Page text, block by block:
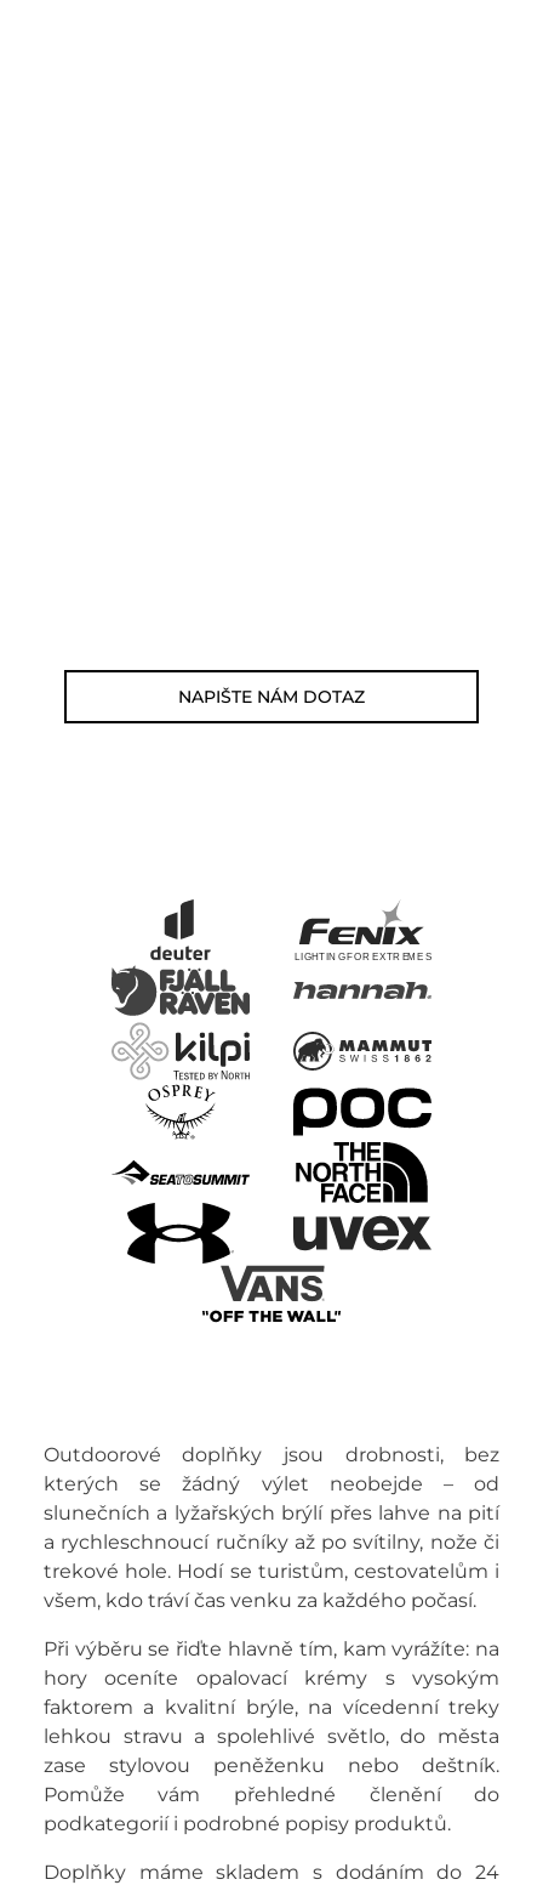
NAPIŠTE NÁM DOTAZ
Outdoorové doplňky jsou drobnosti, bez
kterých se žádný výlet neobejde – od
slunečních a lyžařských brýlí přes lahve na pití
a rychleschnoucí ručníky až po svítilny, nože či
trekové hole. Hodí se turistům, cestovatelům i
všem, kdo tráví čas venku za každého počasí.
Při výběru se řiďte hlavně tím, kam vyrážíte: na
hory oceníte opalovací krémy s vysokým
faktorem a kvalitní brýle, na vícedenní treky
lehkou stravu a spolehlivé světlo, do města
zase stylovou peněženku nebo deštník.
Pomůže vám přehledné členění do
podkategorií i podrobné popisy produktů.
Doplňky máme skladem s dodáním do 24